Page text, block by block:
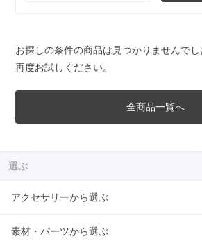
お探しの条件の商品は見つかりませんで
再度お試しください。
全商品一覧へ
選ぶ
アクセサリーから選ぶ
素材・パーツから選ぶ